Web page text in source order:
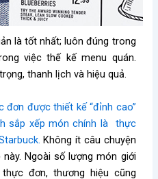
là tốt nhất; luôn đúng trong
việc thế kế menu quán.
thanh lịch và hiệu quả.
đơn được thiết kế “đỉnh cao”
sắp xếp món chính là thực
Không ít câu chuyện
Ngoài số lượng món giới
đơn, thương hiệu cũng